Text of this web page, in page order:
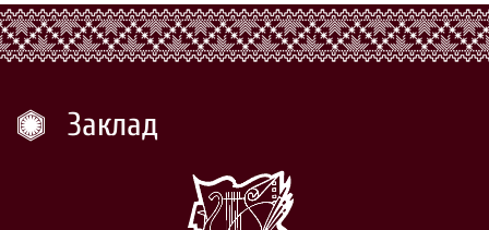
Заклад